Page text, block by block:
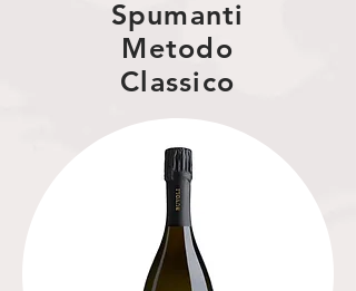
Spumanti
Metodo
Classico